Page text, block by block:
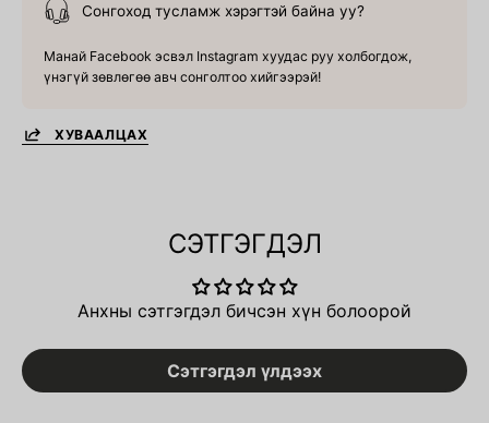
Сонгоход тусламж хэрэгтэй байна уу?
Манай Facebook эсвэл Instagram хуудас руу холбогдож,
үнэгүй зөвлөгөө авч сонголтоо хийгээрэй!
ХУВААЛЦАХ
СЭТГЭГДЭЛ
Анхны сэтгэгдэл бичсэн хүн болоорой
Сэтгэгдэл үлдээх